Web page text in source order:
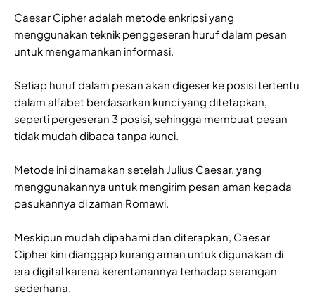
Caesar Cipher adalah metode enkripsi yang
menggunakan teknik penggeseran huruf dalam pesan
untuk mengamankan informasi.
Setiap huruf dalam pesan akan digeser ke posisi tertentu
dalam alfabet berdasarkan kunci yang ditetapkan,
seperti pergeseran 3 posisi, sehingga membuat pesan
tidak mudah dibaca tanpa kunci.
Metode ini dinamakan setelah Julius Caesar, yang
menggunakannya untuk mengirim pesan aman kepada
pasukannya di zaman Romawi.
Meskipun mudah dipahami dan diterapkan, Caesar
Cipher kini dianggap kurang aman untuk digunakan di
era digital karena kerentanannya terhadap serangan
sederhana.